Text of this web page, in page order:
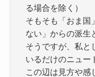
る場合を除く）
そもそも「おま国
ない」からの派生
そうですが、私と
いるだけのニュー
この辺は見方や感